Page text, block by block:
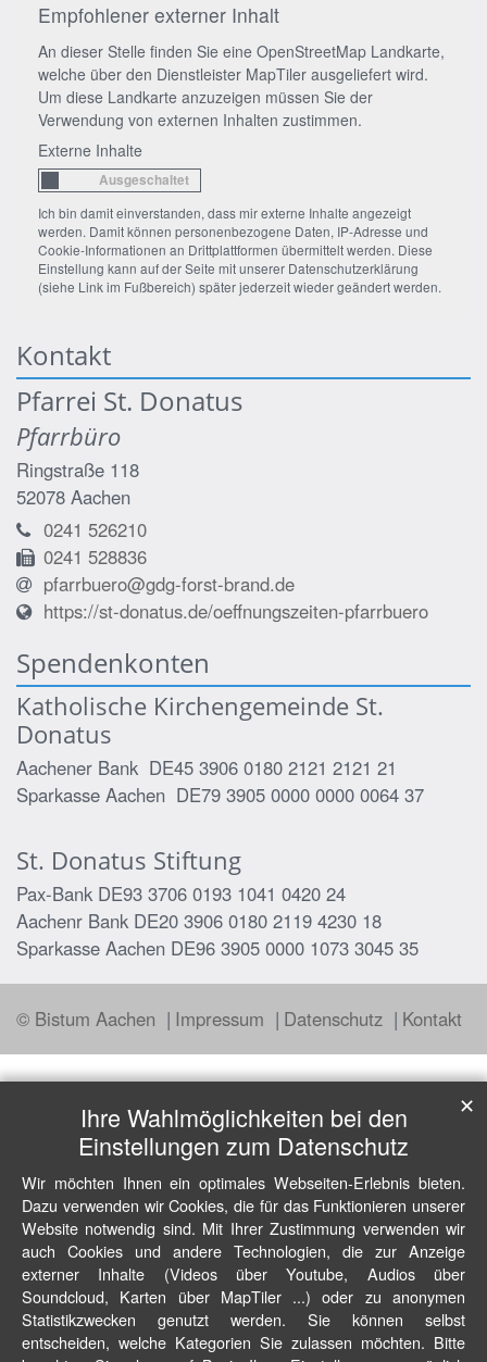
Empfohlener externer Inhalt
An dieser Stelle finden Sie eine OpenStreetMap Landkarte,
welche über den Dienstleister MapTiler ausgeliefert wird.
Um diese Landkarte anzuzeigen müssen Sie der
Verwendung von externen Inhalten zustimmen.
Externe Inhalte
Ich bin damit einverstanden, dass mir externe Inhalte angezeigt
werden. Damit können personenbezogene Daten, IP-Adresse und
Cookie-Informationen an Drittplattformen übermittelt werden. Diese
Einstellung kann auf der Seite mit unserer Datenschutzerklärung
(siehe Link im Fußbereich) später jederzeit wieder geändert werden.
Kontakt
Pfarrei St. Donatus
Pfarrbüro
Ringstraße 118
52078 Aachen
0241 526210
0241 528836
pfarrbuero@gdg-forst-brand.de
https://st-donatus.de/oeffnungszeiten-pfarrbuero
Spendenkonten
Katholische Kirchengemeinde St.
Donatus
Aachener Bank DE45 3906 0180 2121 2121 21
Sparkasse Aachen DE79 3905 0000 0000 0064 37
St. Donatus Stiftung
Pax-Bank DE93 3706 0193 1041 0420 24
Aachenr Bank DE20 3906 0180 2119 4230 18
Sparkasse Aachen DE96 3905 0000 1073 3045 35
© Bistum Aachen Impressum Datenschutz Kontakt
Ihre Wahlmöglichkeiten bei den
Einstellungen zum Datenschutz
Wir möchten Ihnen ein optimales Webseiten-Erlebnis bieten.
Dazu verwenden wir Cookies, die für das Funktionieren unserer
Website notwendig sind. Mit Ihrer Zustimmung verwenden wir
auch Cookies und andere Technologien, die zur Anzeige
externer Inhalte (Videos über Youtube, Audios über
Soundcloud, Karten über MapTiler ...) oder zu anonymen
Statistikzwecken genutzt werden. Sie können selbst
entscheiden, welche Kategorien Sie zulassen möchten. Bitte
✕